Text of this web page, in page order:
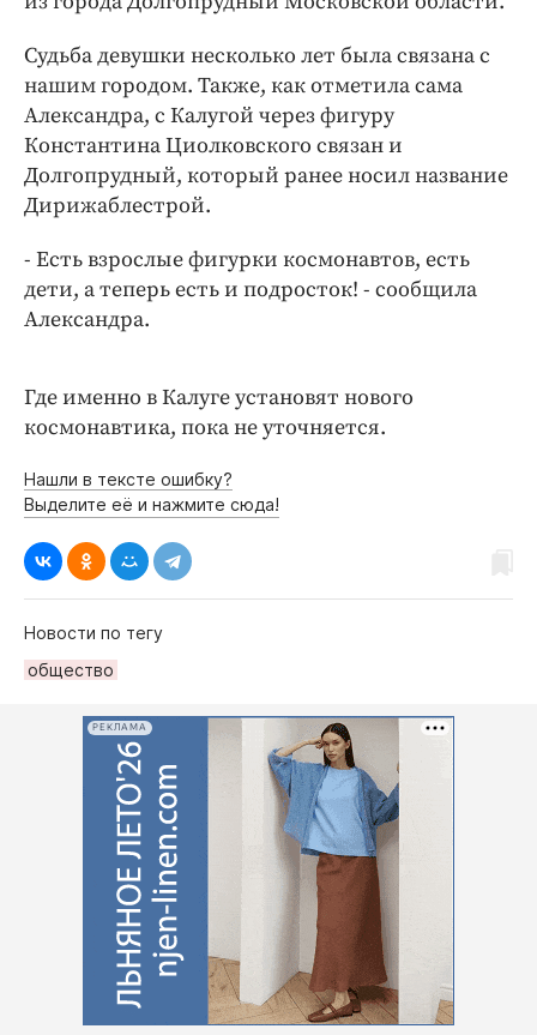
Интересное чтиво
Клиника года
Бренд года
Работодатель года
Судьба девушки несколько лет была связана с
нашим городом. Также, как отметила сама
Александра, с Калугой через фигуру
Константина Циолковского связан и
Долгопрудный, который ранее носил название
Дирижаблестрой.
- Есть взрослые фигурки космонавтов, есть
дети, а теперь есть и подросток! - сообщила
Александра.
Где именно в Калуге установят нового
космонавтика, пока не уточняется.
Нашли в тексте ошибку?
Выделите её и нажмите сюда!
Новости по тегу
общество
РЕКЛАМА